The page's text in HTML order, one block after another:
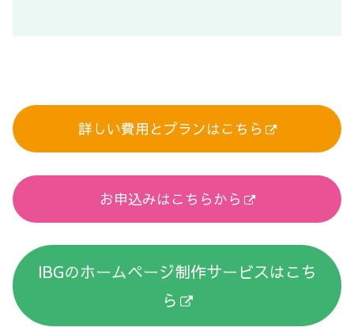
詳しい費用とプランはこちら
お申込みはこちらから
IBGのホームページ制作サービスはこち
ら